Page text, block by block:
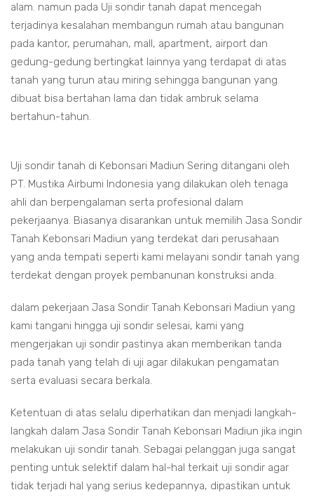
alam. namun pada Uji sondir tanah dapat mencegah
terjadinya kesalahan membangun rumah atau bangunan
pada kantor, perumahan, mall, apartment, airport dan
gedung-gedung bertingkat lainnya yang terdapat di atas
tanah yang turun atau miring sehingga bangunan yang
dibuat bisa bertahan lama dan tidak ambruk selama
bertahun-tahun.
Uji sondir tanah di Kebonsari Madiun Sering ditangani oleh
PT. Mustika Airbumi Indonesia yang dilakukan oleh tenaga
ahli dan berpengalaman serta profesional dalam
pekerjaanya. Biasanya disarankan untuk memilih Jasa Sondir
Tanah Kebonsari Madiun yang terdekat dari perusahaan
yang anda tempati seperti kami melayani sondir tanah yang
terdekat dengan proyek pembanunan konstruksi anda.
dalam pekerjaan Jasa Sondir Tanah Kebonsari Madiun yang
kami tangani hingga uji sondir selesai, kami yang
mengerjakan uji sondir pastinya akan memberikan tanda
pada tanah yang telah di uji agar dilakukan pengamatan
serta evaluasi secara berkala.
Ketentuan di atas selalu diperhatikan dan menjadi langkah-
langkah dalam Jasa Sondir Tanah Kebonsari Madiun jika ingin
melakukan uji sondir tanah. Sebagai pelanggan juga sangat
penting untuk selektif dalam hal-hal terkait uji sondir agar
tidak terjadi hal yang serius kedepannya, dipastikan untuk